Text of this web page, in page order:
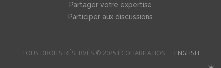
Partager votre expertise
Participer aux discussions
TOUS DROITS RÉSERVÉS © 2025 ÉCOHABITATION ENGLISH